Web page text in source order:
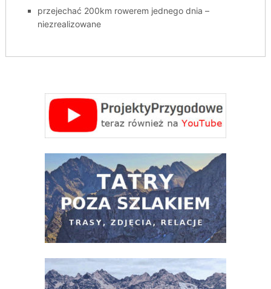
przejechać 200km rowerem jednego dnia –
niezrealizowane